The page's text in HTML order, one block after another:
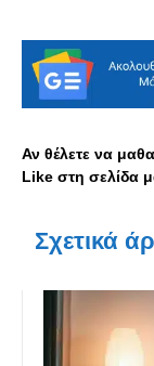
Αν θέλετε να
Like στη σελίδα
Σχετικά